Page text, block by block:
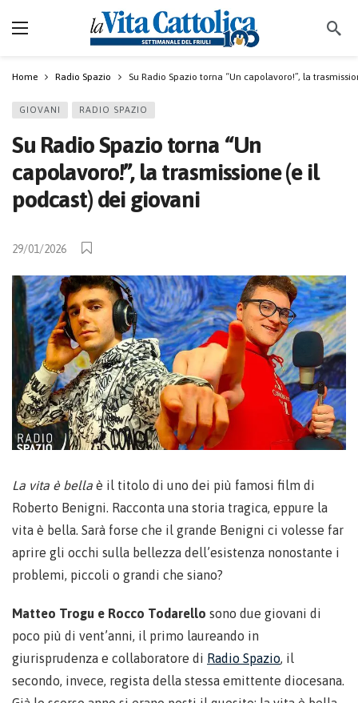
Home Radio Spazio Su Radio Spazio torna “Un capolavoro!”, la
GIOVANI RADIO SPAZIO
Su Radio Spazio torna “Un
capolavoro!”, la trasmissione (e il
podcast) dei giovani
29/01/2026
La vita è bella è il titolo di uno dei più famosi film di
Roberto Benigni. Racconta una storia tragica, eppure la
vita è bella. Sarà forse che il grande Benigni ci volesse far
aprire gli occhi sulla bellezza dell’esistenza nonostante i
problemi, piccoli o grandi che siano?
Matteo Trogu e Rocco Todarello sono due giovani di
poco più di vent’anni, il primo laureando in
giurisprudenza e collaboratore di Radio Spazio, il
secondo, invece, regista della stessa emittente diocesana.